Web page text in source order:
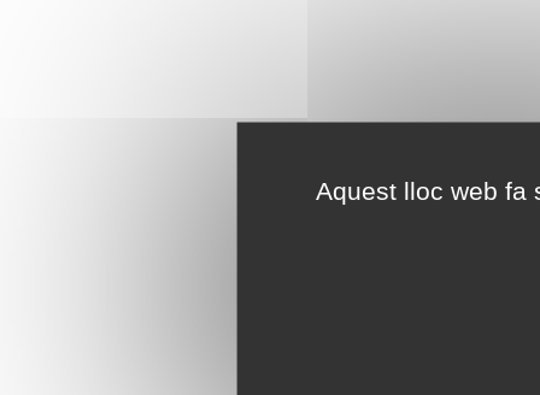
Aquest lloc web fa